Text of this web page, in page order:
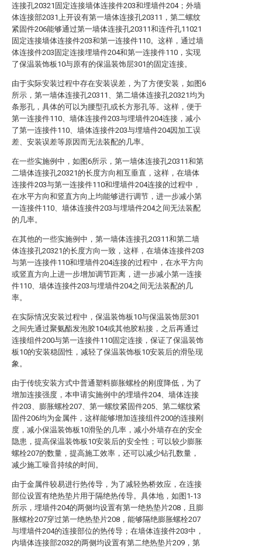
连接孔20321固定连接墙体连接件203和埋墙件204；外墙
体连接部2031上开设有第一墙体连接孔20311，第二螺纹
紧固件206能够通过第一墙体连接孔20311和连件孔11021
固定连接墙体连接件203和第一连接件110。这样，通过墙
体连接件203固定连接埋墙件204和第一连接件110，实现
了保温装饰板10与原有的保温装饰层301的固定连接。
由于实际安装过程中存在安装误差，为了方便安装，如图6
所示，第一墙体连接孔20311、第二墙体连接孔20321均为
条形孔，具体的可以为腰型孔或长方形孔等。这样，便于
第一连接件110、墙体连接件203与埋墙件204连接，减小
了第一连接件110、墙体连接件203与埋墙件204因加工误
差、安装误差等原因而无法装配的几率。
在一些实施例中，如图6所示，第一墙体连接孔20311和第
二墙体连接孔20321的长度方向相互垂直，这样，在墙体
连接件203与第一连接件110和埋墙件204连接的过程中，
在水平方向和竖直方向上均能够进行调节，进一步减小第
一连接件110、墙体连接件203与埋墙件204之间无法装配
的几率。
在其他的一些实施例中，第一墙体连接孔20311和第二墙
体连接孔20321的长度方向一致，这样，在墙体连接件203
与第一连接件110和埋墙件204连接的过程中，在水平方向
或竖直方向上进一步增加调节距离，进一步减小第一连接
件110、墙体连接件203与埋墙件204之间无法装配的几
率。
在实际情况安装过程中，保温装饰板10与保温装饰层301
之间先通过聚氨酯发泡胶104或其他胶粘接，之后再通过
连接组件200与第一连接件110固定连接，保证了保温装饰
板10的安装稳固性，减轻了保温装饰板10安装后的滑坠现
象。
由于传统安装方式中普通塑料膨胀螺栓的刚度降低，为了
增加连接强度，本申请实施例中的埋墙件204、墙体连接
件203、膨胀螺栓207、第一螺纹紧固件205、第二螺纹紧
固件206均为金属件，这样能够增加连接组件200的连接刚
度，减小保温装饰板10滑坠的几率，减小外墙存在的安全
隐患，提高保温装饰板10安装后的安全性；可以较少膨胀
螺栓207的数量，提高施工效率，还可以减少钻孔数量，
减少施工噪音持续的时间。
由于金属件较易进行热传导，为了减轻热桥效应，在连接
部位设置有绝热垫片用于隔绝热传导。具体地，如图1-13
所示，埋墙件204的两侧均设置有第一绝热垫片208，且膨
胀螺栓207穿过第一绝热垫片208，能够隔绝膨胀螺栓207
与埋墙件204的连接部位的热传导；在墙体连接件203中，
内墙体连接部2032的两侧均设置有第二绝热垫片209，第